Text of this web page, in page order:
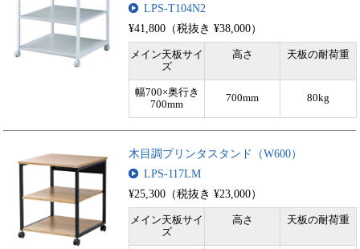
LPS-T104N2
¥41,800（税抜き ¥38,000）
メイン天板サイ
ズ
高さ 天板の耐荷重
幅700×奥行き
700mm
700mm 80kg
木目調プリンタスタンド（W600）
LPS-117LM
¥25,300（税抜き ¥23,000）
メイン天板サイ
ズ
高さ 天板の耐荷重